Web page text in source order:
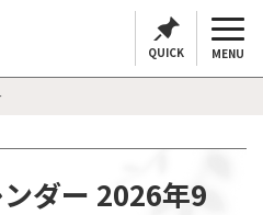
QUICK MENU
ダー 2026年9